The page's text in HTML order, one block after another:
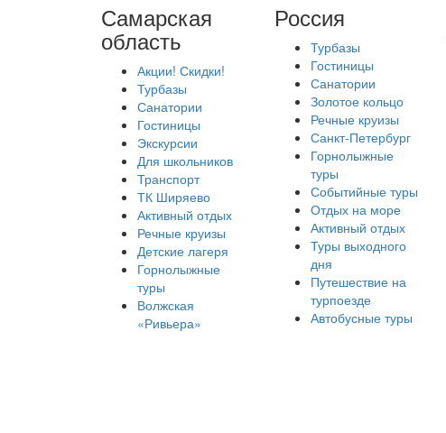
Самарская
область
Акции! Скидки!
Турбазы
Санатории
Гостиницы
Экскурсии
Для школьников
Транспорт
ТК Ширяево
Активный отдых
Речные круизы
Детские лагеря
Горнолыжные
туры
Волжская
«Ривьера»
Россия
Турбазы
Гостиницы
Санатории
Золотое кольцо
Речные круизы
Санкт-Петербург
Горнолыжные
туры
Событийные туры
Отдых на море
Активный отдых
Туры выходного
дня
Путешествие на
турпоезде
Автобусные туры